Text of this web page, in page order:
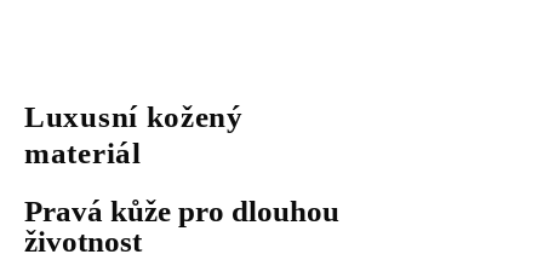
Luxusní kožený
materiál
Pravá kůže pro dlouhou
životnost